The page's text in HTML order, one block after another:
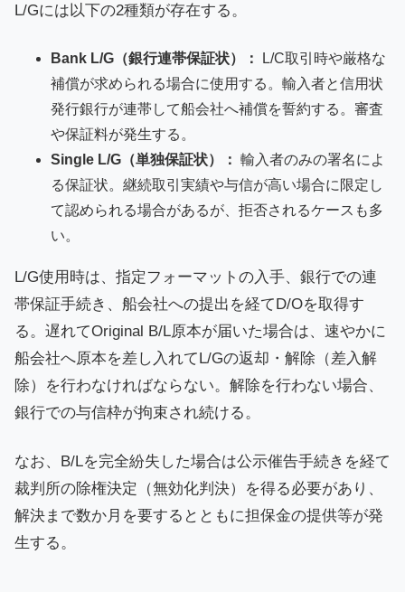
L/Gには以下の2種類が存在する。
Bank L/G（銀行連帯保証状）：
L/C取引時や厳格な
補償が求められる場合に使用する。輸入者と信用状
発行銀行が連帯して船会社へ補償を誓約する。審査
や保証料が発生する。
Single L/G（単独保証状）： 輸入者のみの署名によ
る保証状。継続取引実績や与信が高い場合に限定し
て認められる場合があるが、拒否されるケースも多
い。
L/G使用時は、指定フォーマットの入手、銀行での連
帯保証手続き、船会社への提出を経てD/Oを取得す
る。遅れてOriginal B/L原本が届いた場合は、速やかに
船会社へ原本を差し入れてL/Gの返却・解除（差入解
除）を行わなければならない。解除を行わない場合、
銀行での与信枠が拘束され続ける。
なお、B/Lを完全紛失した場合は公示催告手続きを経て
裁判所の除権決定（無効化判決）を得る必要があり、
解決まで数か月を要するとともに担保金の提供等が発
生する。